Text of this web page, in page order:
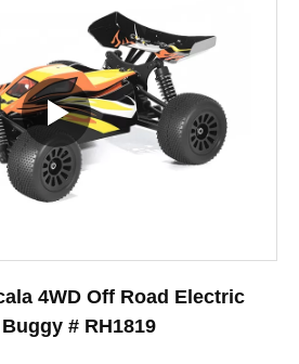
4WD Off Road Electric
# RH1819